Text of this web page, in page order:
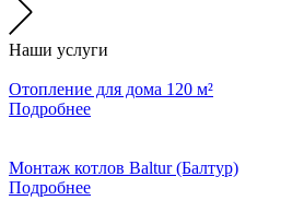
Наши услуги
Отопление для дома 120 м²
Подробнее
Монтаж котлов Baltur (Балтур)
Подробнее